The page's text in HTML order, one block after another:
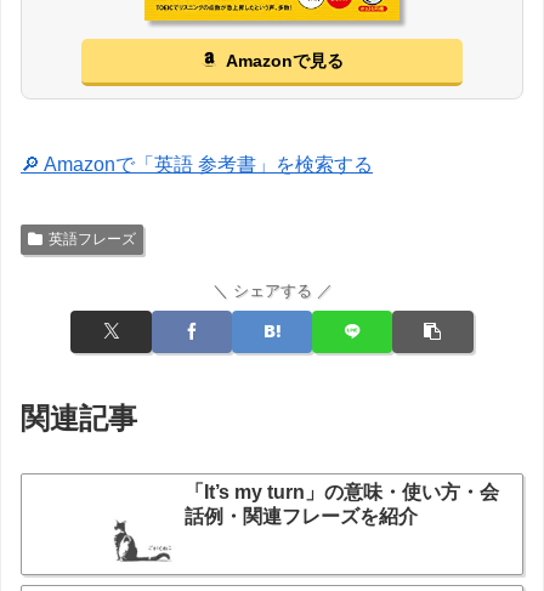
Amazonで見る
🔎 Amazonで「英語 参考書」を検索する
英語フレーズ
＼ シェアする ／
関連記事
「It’s my turn」の意味・使い方・会
話例・関連フレーズを紹介